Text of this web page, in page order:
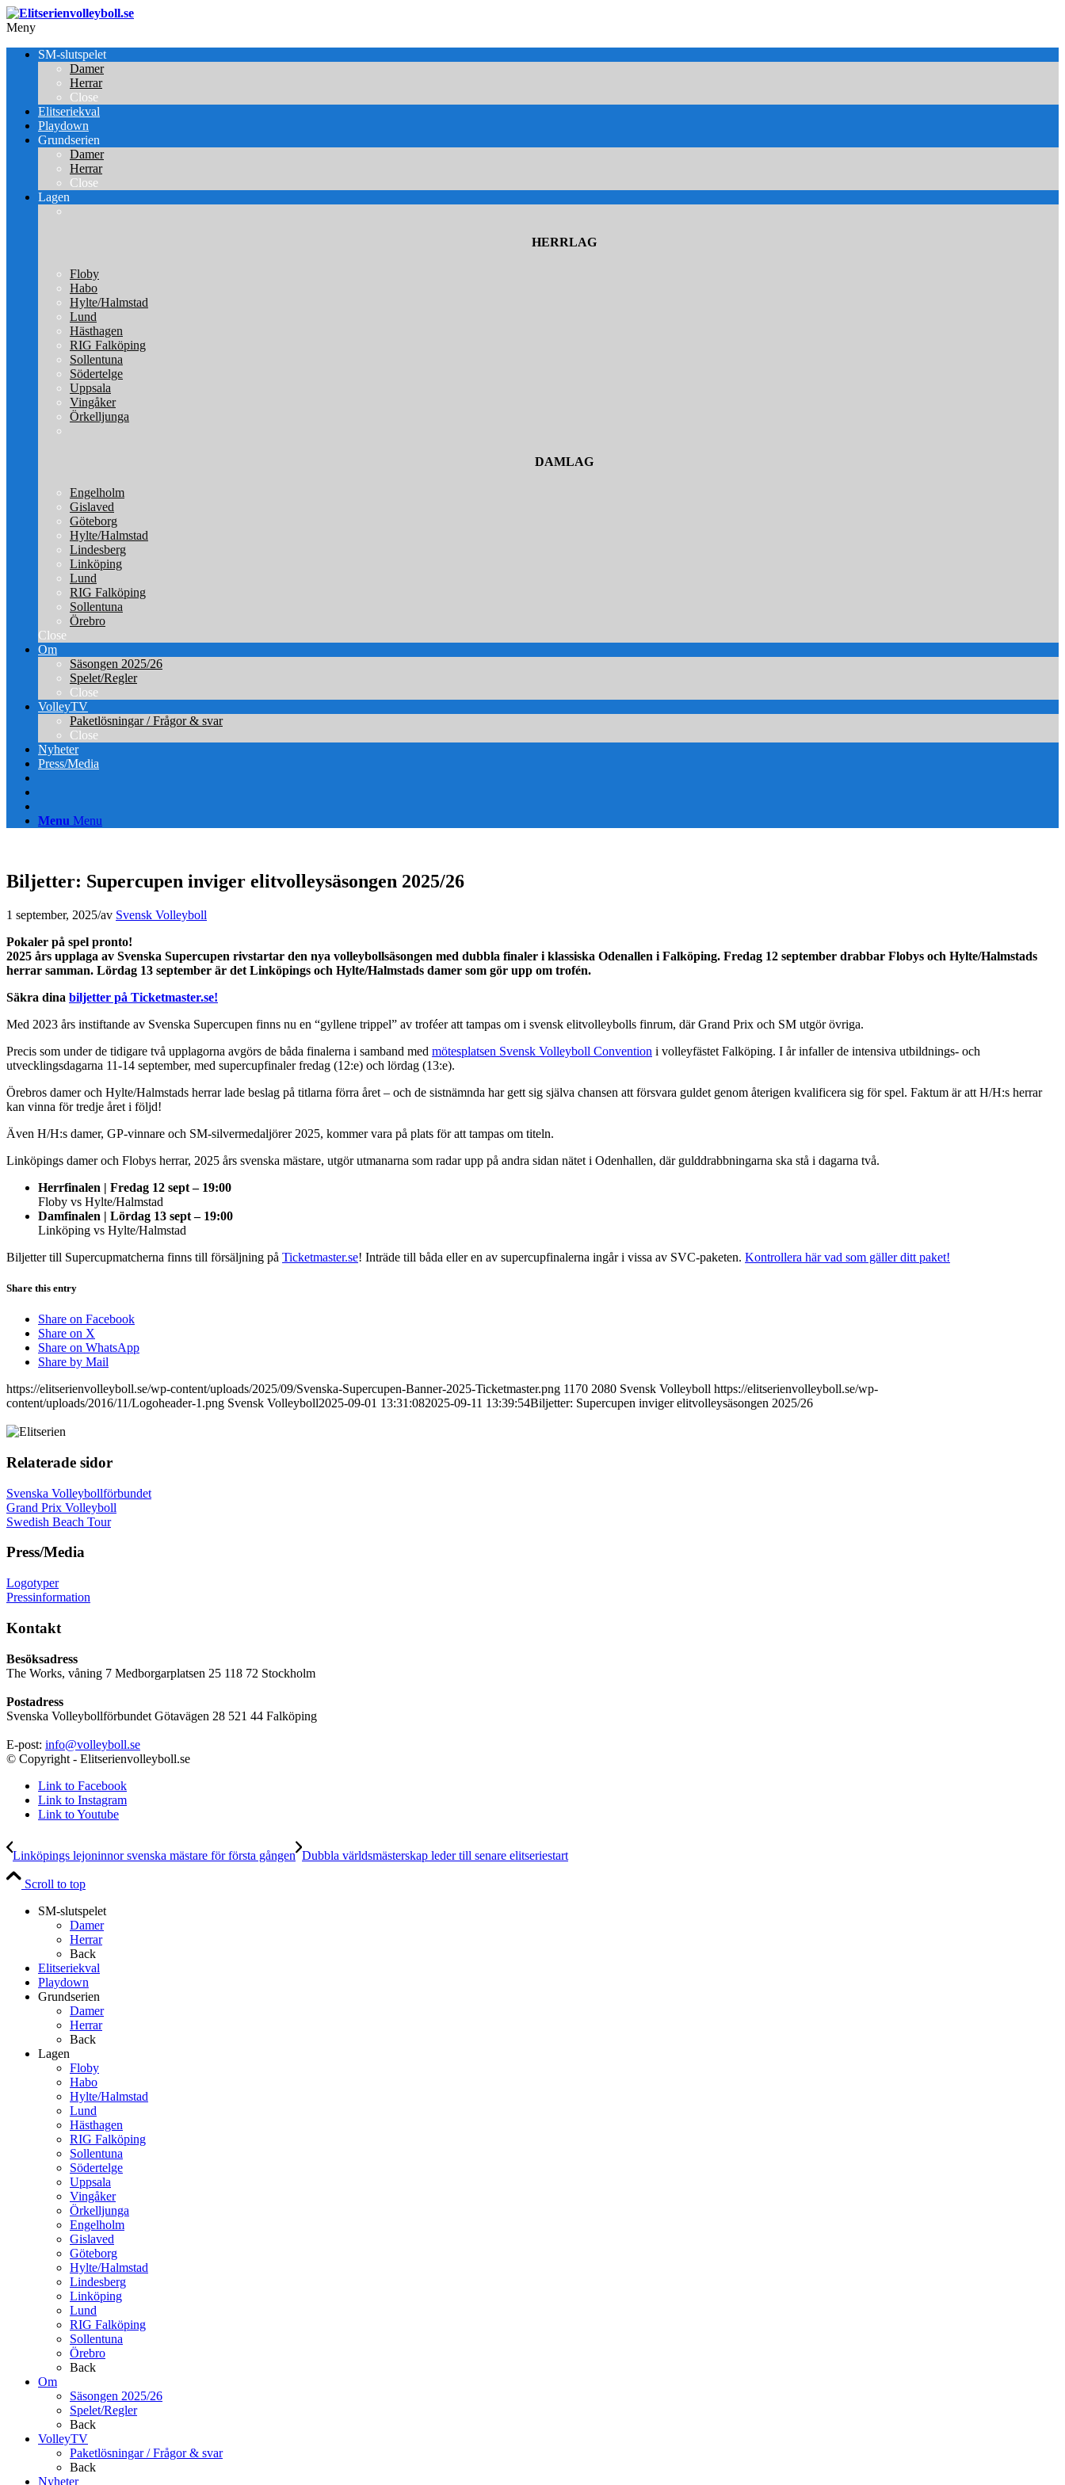
Meny
SM-slutspelet
Damer
Herrar
Close
Elitseriekval
Playdown
Grundserien
Damer
Herrar
Close
Lagen
HERRLAG
Floby
Habo
Hylte/Halmstad
Lund
Hästhagen
RIG Falköping
Sollentuna
Södertelge
Uppsala
Vingåker
Örkelljunga
DAMLAG
Engelholm
Gislaved
Göteborg
Hylte/Halmstad
Lindesberg
Linköping
Lund
RIG Falköping
Sollentuna
Örebro
Close
Om
Säsongen 2025/26
Spelet/Regler
Close
VolleyTV
Paketlösningar / Frågor & svar
Close
Nyheter
Press/Media
Menu Menu
Biljetter: Supercupen inviger elitvolleysäsongen 2025/26
1 september, 2025/av Svensk Volleyboll
Pokaler på spel pronto!
2025 års upplaga av Svenska Supercupen rivstartar den nya volleybollsäsongen med dubbla finaler i klassiska Odenallen i Falköping. Fredag 12 september drabbar Flobys och Hylte/Halmstads
herrar samman. Lördag 13 september är det Linköpings och Hylte/Halmstads damer som gör upp om trofén.
Säkra dina biljetter på Ticketmaster.se!
Med 2023 års instiftande av Svenska Supercupen finns nu en “gyllene trippel” av troféer att tampas om i svensk elitvolleybolls finrum, där Grand Prix och SM utgör övriga.
Precis som under de tidigare två upplagorna avgörs de båda finalerna i samband med mötesplatsen Svensk Volleyboll Convention i volleyfästet Falköping. I år infaller de intensiva utbildnings- och
utvecklingsdagarna 11-14 september, med supercupfinaler fredag (12:e) och lördag (13:e).
Örebros damer och Hylte/Halmstads herrar lade beslag på titlarna förra året – och de sistnämnda har gett sig själva chansen att försvara guldet genom återigen kvalificera sig för spel. Faktum är att H/H:s herrar
kan vinna för tredje året i följd!
Även H/H:s damer, GP-vinnare och SM-silvermedaljörer 2025, kommer vara på plats för att tampas om titeln.
Linköpings damer och Flobys herrar, 2025 års svenska mästare, utgör utmanarna som radar upp på andra sidan nätet i Odenhallen, där gulddrabbningarna ska stå i dagarna två.
Herrfinalen | Fredag 12 sept – 19:00
Floby vs Hylte/Halmstad
Damfinalen | Lördag 13 sept – 19:00
Linköping vs Hylte/Halmstad
Biljetter till Supercupmatcherna finns till försäljning på Ticketmaster.se! Inträde till båda eller en av supercupfinalerna ingår i vissa av SVC-paketen. Kontrollera här vad som gäller ditt paket!
Share this entry
Share on Facebook
Share on X
Share on WhatsApp
Share by Mail
https://elitserienvolleyboll.se/wp-content/uploads/2025/09/Svenska-Supercupen-Banner-2025-Ticketmaster.png 1170 2080 Svensk Volleyboll https://elitserienvolleyboll.se/wp-
content/uploads/2016/11/Logoheader-1.png Svensk Volleyboll2025-09-01 13:31:082025-09-11 13:39:54Biljetter: Supercupen inviger elitvolleysäsongen 2025/26
Relaterade sidor
Svenska Volleybollförbundet
Grand Prix Volleyboll
Swedish Beach Tour
Press/Media
Logotyper
Pressinformation
Kontakt
Besöksadress
The Works, våning 7 Medborgarplatsen 25 118 72 Stockholm
Postadress
Svenska Volleybollförbundet Götavägen 28 521 44 Falköping
E-post: info@volleyboll.se
© Copyright - Elitserienvolleyboll.se
Link to Facebook
Link to Instagram
Link to Youtube
Linköpings lejoninnor svenska mästare för första gången Dubbla världsmästerskap leder till senare elitseriestart
Scroll to top
SM-slutspelet
Damer
Herrar
Back
Elitseriekval
Playdown
Grundserien
Damer
Herrar
Back
Lagen
Floby
Habo
Hylte/Halmstad
Lund
Hästhagen
RIG Falköping
Sollentuna
Södertelge
Uppsala
Vingåker
Örkelljunga
Engelholm
Gislaved
Göteborg
Hylte/Halmstad
Lindesberg
Linköping
Lund
RIG Falköping
Sollentuna
Örebro
Back
Om
Säsongen 2025/26
Spelet/Regler
Back
VolleyTV
Paketlösningar / Frågor & svar
Back
Nyheter